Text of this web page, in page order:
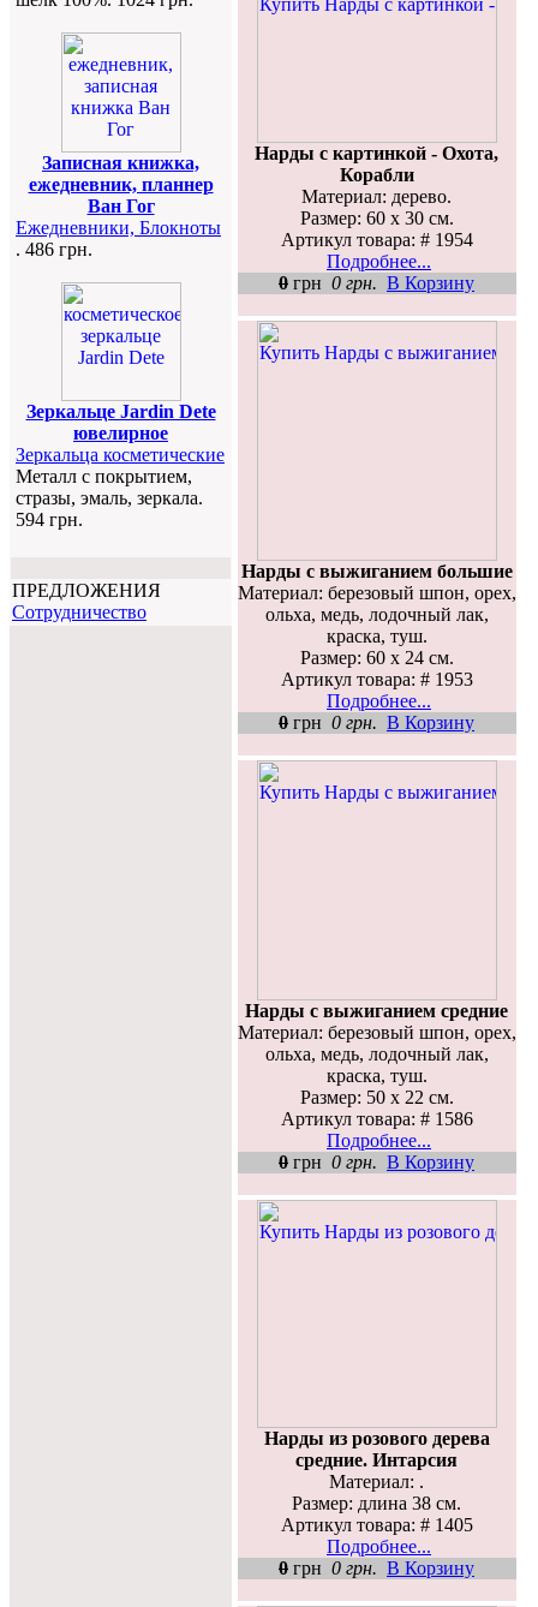
Записная книжка,
ежедневник, планнер
Ван Гог
Ежедневники, Блокноты
. 486 грн.
Зеркальце Jardin Dete
ювелирное
Зеркальца косметические
Металл с покрытием,
стразы, эмаль, зеркала.
594 грн.
ПРЕДЛОЖЕНИЯ
Cотрудничество
Нарды с картинкой - Охота,
Корабли
Материал: дерево.
Размер: 60 х 30 см.
Артикул товара: # 1954
Подробнее...
0 грн 0 грн. В Корзину
Нарды с выжиганием большие
Материал: березовый шпон, орех,
ольха, медь, лодочный лак,
краска, туш.
Размер: 60 х 24 см.
Артикул товара: # 1953
Подробнее...
0 грн 0 грн. В Корзину
Нарды с выжиганием средние
Материал: березовый шпон, орех,
ольха, медь, лодочный лак,
краска, туш.
Размер: 50 х 22 см.
Артикул товара: # 1586
Подробнее...
0 грн 0 грн. В Корзину
Нарды из розового дерева
средние. Интарсия
Материал: .
Размер: длина 38 см.
Артикул товара: # 1405
Подробнее...
0 грн 0 грн. В Корзину